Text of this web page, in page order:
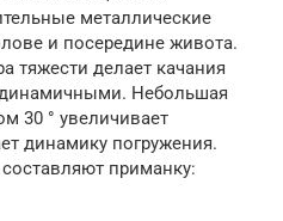
металлические
и посередине живота.
тяжести делает качания
Небольшая
30 ° увеличивает
динамику погружения.
приманку: